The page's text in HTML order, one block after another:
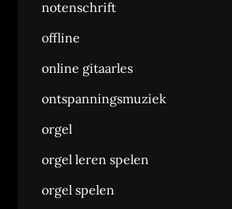
notenschrift
offline
online gitaarles
ontspanningsmuziek
orgel
orgel leren spelen
orgel spelen